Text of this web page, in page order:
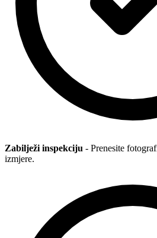
Zabilježi inspekciju - Prenesite
izmjere.